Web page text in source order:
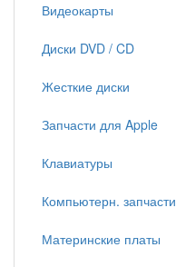
Видеокарты
Диски DVD / CD
Жесткие диски
Запчасти для Apple
Клавиатуры
Компьютерн. запчасти
Материнские платы